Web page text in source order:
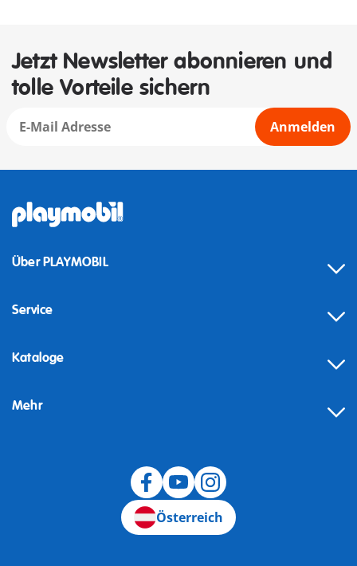
Jetzt Newsletter abonnieren und
tolle Vorteile sichern
Anmelden
Über PLAYMOBIL
Service
Kataloge
Mehr
Österreich